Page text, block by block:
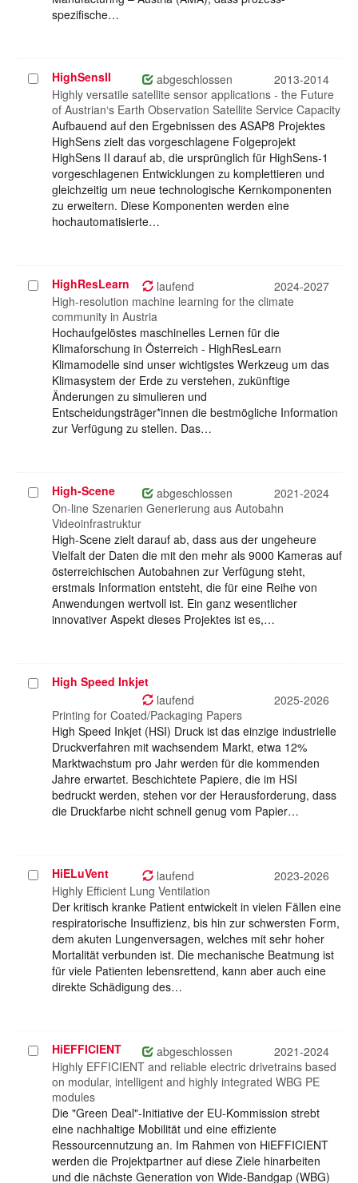
spezifische…
Projekt
auswählen
HighSensII abgeschlossen
2013-2014
Highly versatile satellite sensor applications - the Future
of Austrian‘s Earth Observation Satellite Service Capacity
Aufbauend auf den Ergebnissen des ASAP8 Projektes
HighSens zielt das vorgeschlagene Folgeprojekt
HighSens II darauf ab, die ursprünglich für HighSens-1
vorgeschlagenen Entwicklungen zu komplettieren und
gleichzeitig um neue technologische Kernkomponenten
zu erweitern. Diese Komponenten werden eine
hochautomatisierte…
Projekt
auswählen
HighResLearn laufend
2024-2027
High-resolution machine learning for the climate
community in Austria
Hochaufgelöstes maschinelles Lernen für die
Klimaforschung in Österreich - HighResLearn
Klimamodelle sind unser wichtigstes Werkzeug um das
Klimasystem der Erde zu verstehen, zukünftige
Änderungen zu simulieren und
Entscheidungsträger*innen die bestmögliche Information
zur Verfügung zu stellen. Das…
Projekt
auswählen
High-Scene abgeschlossen
2021-2024
On-line Szenarien Generierung aus Autobahn
Videoinfrastruktur
High-Scene zielt darauf ab, dass aus der ungeheure
Vielfalt der Daten die mit den mehr als 9000 Kameras auf
österreichischen Autobahnen zur Verfügung steht,
erstmals Information entsteht, die für eine Reihe von
Anwendungen wertvoll ist. Ein ganz wesentlicher
innovativer Aspekt dieses Projektes ist es,…
ProjektHigh Speed Inkjet
laufend
2025-2026
Printing for Coated/Packaging Papers
High Speed Inkjet (HSI) Druck ist das einzige industrielle
Druckverfahren mit wachsendem Markt, etwa 12%
Marktwachstum pro Jahr werden für die kommenden
Jahre erwartet. Beschichtete Papiere, die im HSI
bedruckt werden, stehen vor der Herausforderung, dass
die Druckfarbe nicht schnell genug vom Papier…
Projekt
auswählen
HiELuVent laufend
2023-2026
Highly Efficient Lung Ventilation
Der kritisch kranke Patient entwickelt in vielen Fällen eine
respiratorische Insuffizienz, bis hin zur schwersten Form,
dem akuten Lungenversagen, welches mit sehr hoher
Mortalität verbunden ist. Die mechanische Beatmung ist
für viele Patienten lebensrettend, kann aber auch eine
direkte Schädigung des…
Projekt
auswählen
HiEFFICIENT abgeschlossen
2021-2024
Highly EFFICIENT and reliable electric drivetrains based
on modular, intelligent and highly integrated WBG PE
modules
Die "Green Deal"-Initiative der EU-Kommission strebt
eine nachhaltige Mobilität und eine effiziente
Ressourcennutzung an. Im Rahmen von HiEFFICIENT
werden die Projektpartner auf diese Ziele hinarbeiten
und die nächste Generation von Wide-Bandgap (WBG)